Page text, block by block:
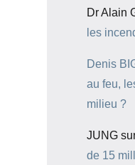
Dr Alain
les
Denis
au feu,
milieu ?
JUNG
de 15